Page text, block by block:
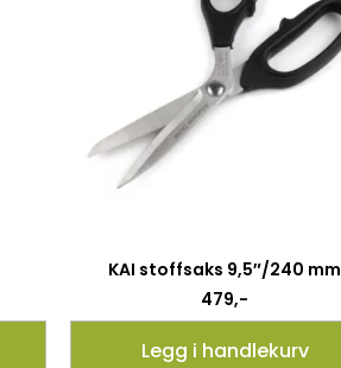
KAI stoffsaks 9,5″/240 mm
479,-
Legg i handlekurv